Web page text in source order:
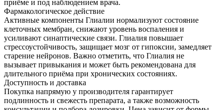
приёме и под наблюдением врача.
Фармакологическое действие
Активные компоненты Глиалии нормализуют состояние
клеточных мембран, снижают уровень воспаления и
усиливают синаптические связи. Глиалия повышает
стрессоустойчивость, защищает мозг от гипоксии, замедляет
старение нейронов. Важно отметить, что Глиалия не
вызывает привыкания и может быть рекомендована для
длительного приёма при хронических состояниях.
Доступность и доставка
Покупка напрямую у производителя гарантирует
подлинность и свежесть препарата, а также возможность